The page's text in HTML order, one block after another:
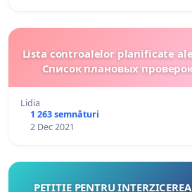
Lista controalelor planificate ale
Список плановых
Lidia
1 263 semnături
2 Dec 2021
PETITIE PENTRU INTERZICEREA